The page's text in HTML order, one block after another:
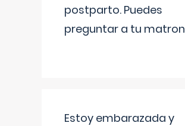
postparto. Puedes
preguntar a tu matron
Estoy embarazada y